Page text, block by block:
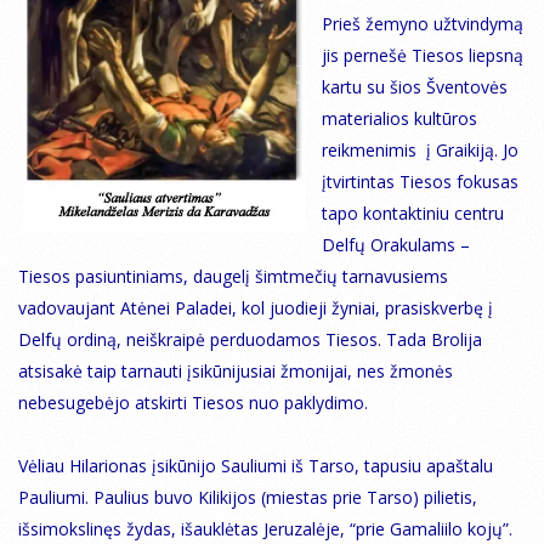
Prieš žemyno užtvindymą
jis pernešė Tiesos liepsną
kartu su šios Šventovės
materialios kultūros
reikmenimis į Graikiją. Jo
įtvirtintas Tiesos fokusas
tapo kontaktiniu centru
Delfų Orakulams –
Tiesos pasiuntiniams, daugelį šimtmečių tarnavusiems
vadovaujant Atėnei Paladei, kol juodieji žyniai, prasiskverbę į
Delfų ordiną, neiškraipė perduodamos Tiesos. Tada Brolija
atsisakė taip tarnauti įsikūnijusiai žmonijai, nes žmonės
nebesugebėjo atskirti Tiesos nuo paklydimo.
Vėliau Hilarionas įsikūnijo Sauliumi iš Tarso, tapusiu apaštalu
Pauliumi. Paulius buvo Kilikijos (miestas prie Tarso) pilietis,
išsimokslinęs žydas, išauklėtas Jeruzalėje, “prie Gamaliilo kojų”.